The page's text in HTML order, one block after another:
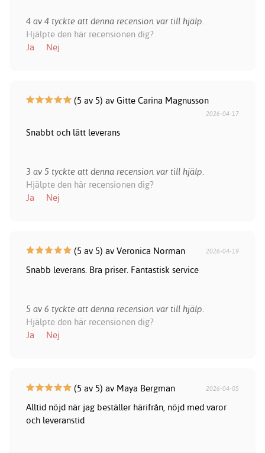
4 av 4 tyckte att denna recension var till hjälp.
Hjälpte den här recensionen dig?
Ja
Nej
(5 av 5) av Gitte Carina Magnusson
2026-04-17
Snabbt och lätt leverans
3 av 5 tyckte att denna recension var till hjälp.
Hjälpte den här recensionen dig?
Ja
Nej
(5 av 5) av Veronica Norman 2026-04-19
Snabb leverans. Bra priser. Fantastisk service
5 av 6 tyckte att denna recension var till hjälp.
Hjälpte den här recensionen dig?
Ja
Nej
(5 av 5) av Maya Bergman 2026-04-05
Alltid nöjd när jag beställer härifrån, nöjd med varor
och leveranstid